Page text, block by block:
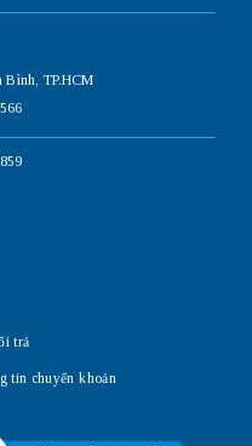
Bình, TP.HCM
trả
tin chuyển khoản